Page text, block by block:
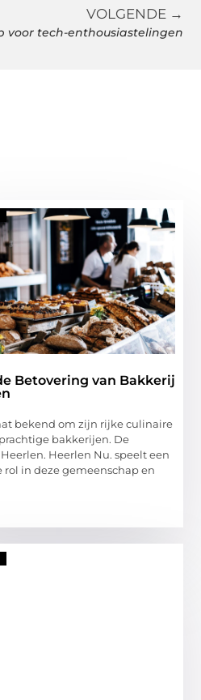
VOLGENDE →
voor tech-enthousiastelingen
Betovering van Bakkerij
bekend om zijn rijke culinaire
bakkerijen. De
Heerlen Nu. speelt een
in deze gemeenschap en